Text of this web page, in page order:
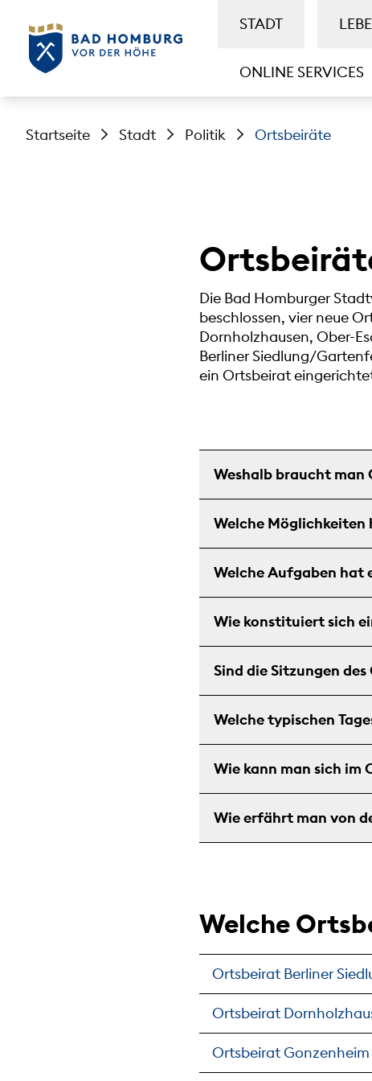
STADT
ONLINE SERVICES
Startseite Stadt Politik Ortsbeiräte
Die Bad Homburger
beschlossen, vier neue
Dornholzhausen, Ober-
Berliner Siedlung/
ein Ortsbeirat
Weshalb braucht man
Welche
Welche Aufgaben hat
Wie konstituiert sich
Sind die Sitzungen
Welche typischen
Wie kann man sich im
Wie erfährt man von
Welche
Ortsbeirat Berliner
Ortsbeirat
Ortsbeirat Gonzenheim